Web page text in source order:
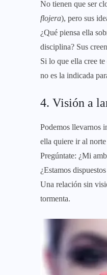
No tienen que ser
flojera), pero sus
¿Qué piensa ella
disciplina? Sus
Si lo que ella cree
no es la indicada
4. Visión a
Podemos llevarnos
ella quiere ir al
Pregúntate: ¿Mi
¿Estamos
Una relación sin
tormenta.